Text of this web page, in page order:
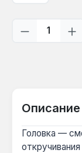
Описание
Головка —